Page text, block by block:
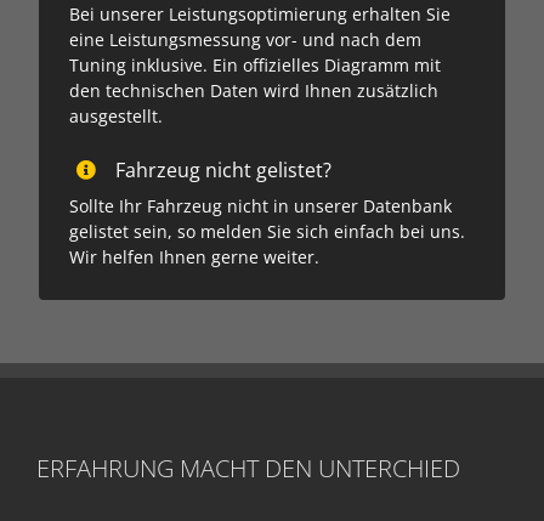
Bei unserer Leis­tungs­opti­mierung erhalten Sie
eine Leis­tungs­messung vor- und nach dem
Tuning inklusive. Ein offi­zielles Dia­gramm mit
den tech­nischen Daten wird Ihnen zusätz­lich
aus­gestellt.
Fahrzeug nicht gelistet?
Sollte Ihr Fahr­zeug nicht in unserer Daten­bank
gelis­tet sein, so melden Sie sich einfach bei uns.
Wir helfen Ihnen gerne weiter.
ERFAHRUNG MACHT DEN UNTERCHIED